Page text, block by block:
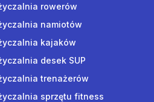
rowerów
namiotów
kajaków
desek SUP
trenażerów
sprzętu fitness